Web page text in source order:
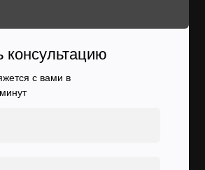
консультацию
с вами в